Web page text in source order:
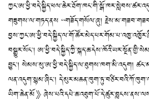
གཟུགས་ལ་གཏད་ནས “གཟོད་གསོལ་ཞུ།
བསྒྱུར་སོང་།
བྱུང་། སེམས་སུ་ཨ་ཕྱི་བདེ་སྐྱིད་ལ་ཐུགས་ཁག་མི་འདུག།
ལན་འདུག་སྙམ་ཞིང་།
ཡིག་ཆེན་མོ》